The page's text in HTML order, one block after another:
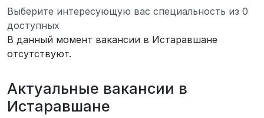
Выберите интересующую вас специальность из 0
доступных
В данный момент вакансии в Истаравшане
отсутствуют.
Актуальные вакансии в
Истаравшане